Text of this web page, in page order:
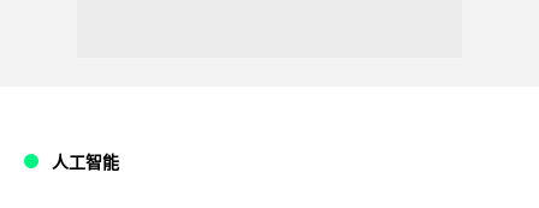
人工智能